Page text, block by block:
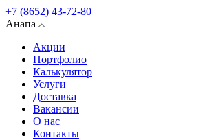
+7 (8652) 43-72-80
Анапа
Акции
Портфолио
Калькулятор
Услуги
Доставка
Вакансии
О нас
Контакты